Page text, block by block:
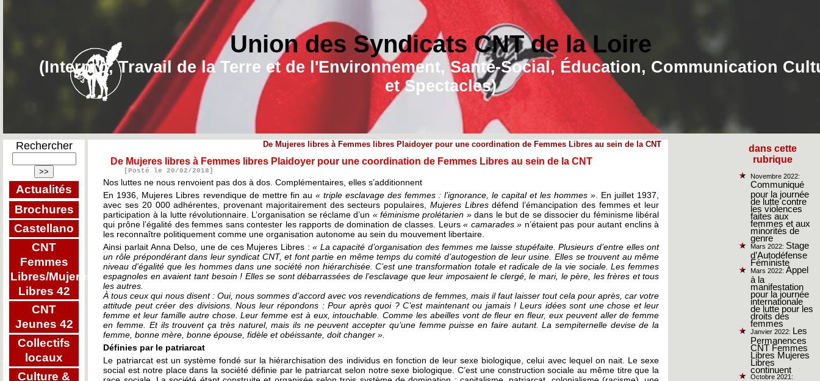
Union des Syndicats CNT de la Loire
(Interpro, Travail de la Terre et de l'Environnement, Santé-Social, Éducation, Communication
et Spectacles)
Rechercher
Actualités
Brochures
Castellano
CNT
Femmes
Libres/Mujeres
Libres 42
CNT
Jeunes 42
Collectifs
locaux
Culture &
De Mujeres libres à Femmes libres Plaidoyer pour une coordination de Femmes Libres au sein de la CNT
De Mujeres libres à Femmes libres Plaidoyer pour une coordination de Femmes Libres au sein de la CNT
[Posté le 20/02/2018]
Nos luttes ne nous renvoient pas dos à dos. Complémentaires, elles s’additionnent
En 1936, Mujeres Libres revendique de mettre fin au « triple esclavage des femmes : l’ignorance, le capital et les hommes » . En juillet 1937,
avec ses 20 000 adhérentes, provenant majoritairement des secteurs populaires, Mujeres Libresdéfend l’émancipation des femmes et leur
participation à la lutte révolutionnaire. L’organisation se réclame d’un « féminisme prolétarien »dans le but de se dissocier du féminisme libéral
qui prône l’égalité des femmes sans contester les rapports de domination de classes. Leurs« camarades » n’étaient pas pour autant enclins à
les reconnaître politiquement comme une organisation autonome au sein du mouvement libertaire.
Ainsi parlait Anna Delso, une de ces Mujeres Libres :« La capacité d’organisation des femmes me laisse stupéfaite. Plusieurs d’entre elles ont
un rôle prépondérant dans leur syndicat CNT, et font partie en même temps du comité d’autogestion de leur usine. Elles se trouvent au même
niveau d’égalité que les hommes dans une société non hiérarchisée. C’est une transformation totale et radicale de la vie sociale. Les femmes
espagnoles en avaient tant besoin ! Elles se sont débarrassées de l’esclavage que leur imposaient le clergé, le mari, le père, les frères et tous
les autres.
À tous ceux qui nous disent : Oui, nous sommes d’accord avec vos revendications de femmes, mais il faut laisser tout cela pour après, car votre
attitude peut créer des divisions. Nous leur répondons : Pour après quoi ? C’est maintenant ou jamais ! Leurs idées sont une chose et leur
femme et leur famille autre chose. Leur femme est à eux, intouchable. Comme les abeilles vont de fleur en fleur, eux peuvent aller de femme
en femme. Et ils trouvent ça très naturel, mais ils ne peuvent accepter qu’une femme puisse en faire autant. La sempiternelle devise de la
femme, bonne mère, bonne épouse, fidèle et obéissante, doit changer ».
Définies par le patriarcat
Le patriarcat est un système fondé sur la hiérarchisation des individus en fonction de leur sexe biologique, celui avec lequel on nait. Le sexe
social est notre place dans la société définie par le patriarcat selon notre sexe biologique. C’est une construction sociale au même titre que la
dans cette
rubrique
Novembre 2022:
Communiqué
pour la journée
de lutte contre
les violences
faites aux
femmes et aux
minorités de
genre
Mars 2022: Stage
d’Autodéfense
Féministe
Mars 2022: Appel
à la
manifestation
pour la journée
internationale
de lutte pour les
droits des
femmes
Janvier 2022: Les
Permanences
CNT Femmes
Libres Mujeres
Libres
continuent
Octobre 2021: